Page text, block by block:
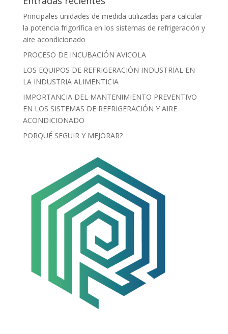
Principales unidades de medida utilizadas para calcular
la potencia frigorífica en los sistemas de refrigeración y
aire acondicionado
PROCESO DE INCUBACIÓN AVICOLA
LOS EQUIPOS DE REFRIGERACIÓN INDUSTRIAL EN
LA INDUSTRIA ALIMENTICIA
IMPORTANCIA DEL MANTENIMIENTO PREVENTIVO
EN LOS SISTEMAS DE REFRIGERACIÓN Y AIRE
ACONDICIONADO
PORQUÉ SEGUIR Y MEJORAR?